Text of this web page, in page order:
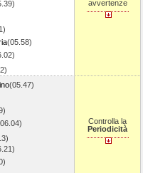
(05.58)
avvertenze
(05.47)
Controlla la
Periodicità